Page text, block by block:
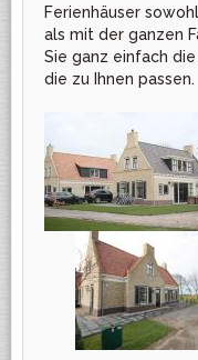
Ferienhäuser
als mit der ganzen
Sie ganz einfach
die zu Ihnen passen.